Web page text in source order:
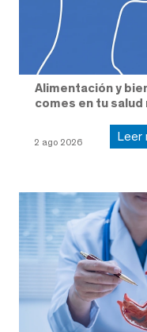
Alimentación y
comes en tu salud
2 ago 2026 Leer